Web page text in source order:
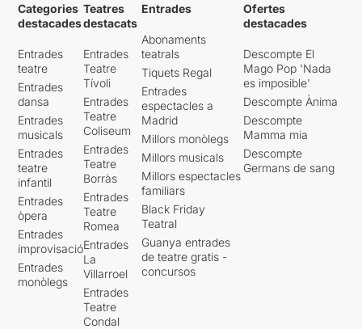
Categories
destacades
Entrades
teatre
Entrades
dansa
Entrades
musicals
Entrades
teatre
infantil
Entrades
òpera
Entrades
improvisació
Entrades
monòlegs
Teatres
destacats
Entrades
Teatre
Tívoli
Entrades
Teatre
Coliseum
Entrades
Teatre
Borràs
Entrades
Teatre
Romea
Entrades
La
Villarroel
Entrades
Teatre
Condal
Entrades
Abonaments
teatrals
Tiquets Regal
Entrades
espectacles a
Madrid
Millors monòlegs
Millors musicals
Millors espectacles
familiars
Black Friday
Teatral
Guanya entrades
de teatre gratis -
concursos
Ofertes
destacades
Descompte El
Mago Pop 'Nada
es imposible'
Descompte Ànima
Descompte
Mamma mia
Descompte
Germans de sang